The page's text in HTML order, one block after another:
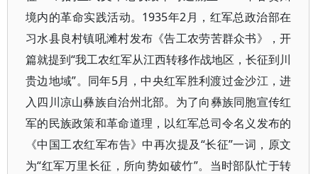
境内的革命实践活动。1935年2月，红军总政治部在
习水县良村镇吼滩村发布《告工农劳苦群众书》，开
篇就提到“我工农红军从江西转移作战地区，长征到川
贵边地域”。同年5月，中央红军胜利渡过金沙江，进
入四川凉山彝族自治州北部。为了向彝族同胞宣传红
军的民族政策和革命道理，以红军总司令名义发布的
《中国工农红军布告》中再次提及“长征”一词，原文
为“红军万里长征，所向势如破竹”。当时部队忙于转